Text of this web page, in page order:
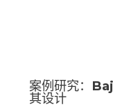
案例研究：
其设计